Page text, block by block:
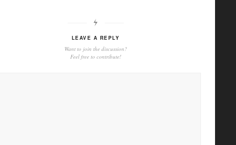
LEAVE A REPLY
Want to join the discussion?
Feel free to contribute!